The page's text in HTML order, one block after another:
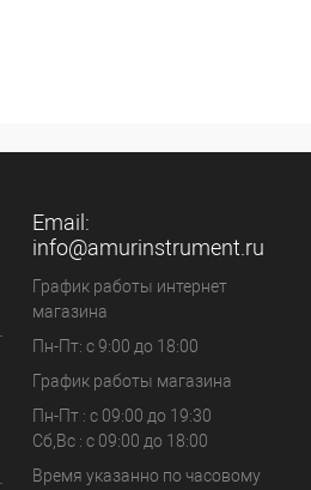
Email:
info@amurinstrument.ru
График работы интернет
магазина
Пн-Пт: с 9:00 до 18:00
График работы магазина
Пн-Пт : с 09:00 до 19:30
Сб,Вс : c 09:00 до 18:00
Время указанно по часовому